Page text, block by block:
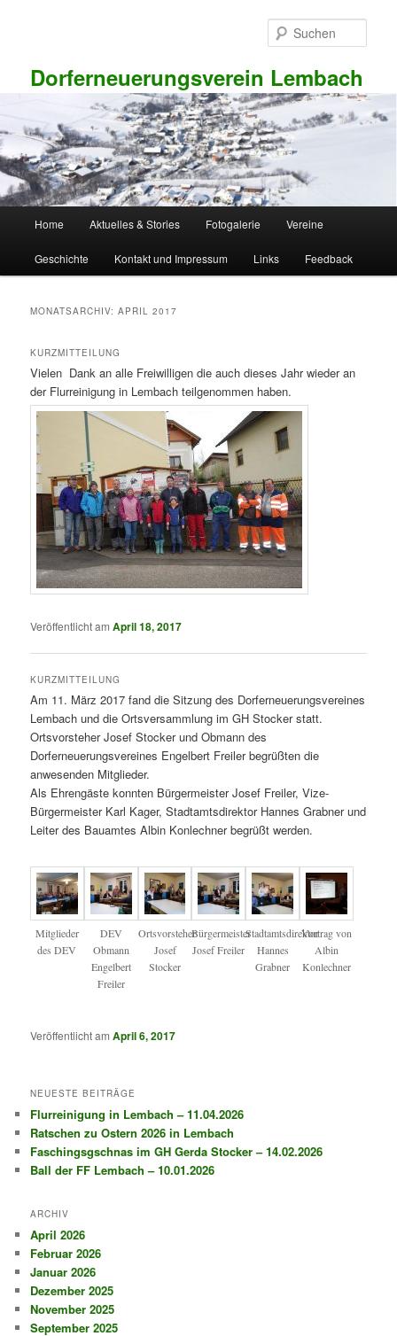
Dorferneuerungsverein Lembach
Home Aktuelles & Stories Fotogalerie Vereine
Geschichte Kontakt und Impressum Links Feedback
MONATSARCHIV:APRIL 2017
KURZMITTEILUNG
Vielen Dank an alle Freiwilligen die auch dieses Jahr wieder an
der Flurreinigung in Lembach teilgenommen haben.
Veröffentlicht amApril 18, 2017
KURZMITTEILUNG
Am 11. März 2017 fand die Sitzung des Dorferneuerungsvereines
Lembach und die Ortsversammlung im GH Stocker statt.
Ortsvorsteher Josef Stocker und Obmann des
Dorferneuerungsvereines Engelbert Freiler begrüßten die
anwesenden Mitglieder.
Als Ehrengäste konnten Bürgermeister Josef Freiler, Vize-
Bürgermeister Karl Kager, Stadtamtsdirektor Hannes Grabner und
Leiter des Bauamtes Albin Konlechner begrüßt werden.
Mitglieder
des DEV
DEV
Obmann
Engelbert
Freiler
Ortsvorsteher
Josef
Stocker
Bürgermeister
Josef Freiler
Stadtamtsdirektor
Hannes
Grabner
Vortrag von
Albin
Konlechner
Veröffentlicht amApril 6, 2017
NEUESTE BEITRÄGE
Flurreinigung in Lembach – 11.04.2026
Ratschen zu Ostern 2026 in Lembach
Faschingsgschnas im GH Gerda Stocker – 14.02.2026
Ball der FF Lembach – 10.01.2026
ARCHIV
April 2026
Februar 2026
Januar 2026
Dezember 2025
November 2025
September 2025